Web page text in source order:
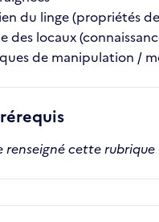
du linge (propriétés
des locaux
de manipulation /
renseigné cette rubrique